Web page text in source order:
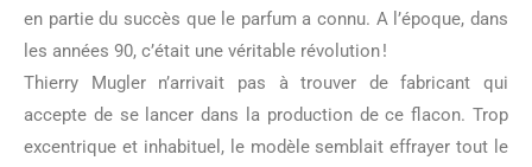
en partie du succès que le parfum a connu. A l’époque, dans
les années 90, c’était une véritable révolution !
Thierry Mugler n’arrivait pas à trouver de fabricant qui
accepte de se lancer dans la production de ce flacon. Trop
excentrique et inhabituel, le modèle semblait effrayer tout le